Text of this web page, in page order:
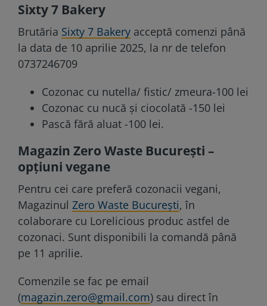
Sixty 7 Bakery
Brutăria Sixty 7 Bakery acceptă comenzi până
la data de 10 aprilie 2025, la nr de telefon
0737246709
Cozonac cu nutella/ fistic/ zmeura-100 lei
Cozonac cu nucă și ciocolată -150 lei
Pască fără aluat -100 lei.
Magazin Zero Waste București –
opțiuni vegane
Pentru cei care preferă cozonacii vegani,
Magazinul Zero Waste București, în
colaborare cu Lorelicious produc astfel de
cozonaci. Sunt disponibili la comandă până
pe 11 aprilie.
Comenzile se fac pe email
(magazin.zero@gmail.com) sau direct în